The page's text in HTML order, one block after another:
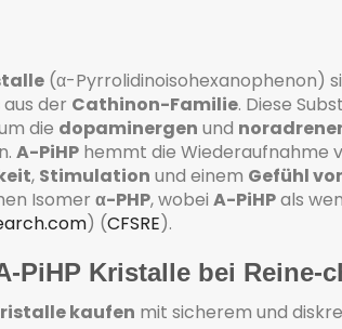
(α-Pyrrolidinoisohexanophenon)
aus der Cathinon-Familie. Diese
die dopaminergen und
A-PiHP hemmt die Wiederaufnahme
, Stimulation und einem Gefühl
Isomer α-PHP, wobei A-PiHPals
) (CFSRE).
PiHP Kristalle bei Reine-
kaufen mit sicherem und